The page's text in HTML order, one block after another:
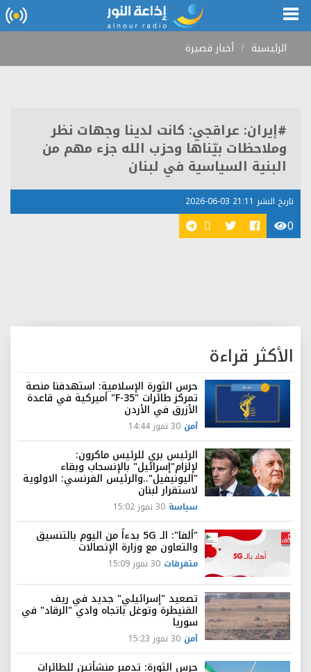
الرئيسية أخبار قصيرة
#إيران: عراقجي: كانت لدينا وجهات نظر
وملاحظات بيّناها وحزب الله جزء مهم من
البنية السياسية في لبنان
تاريخ النشر 21:11 03-06-2026
0
الأكثر قراءة
حرس الثورة الإسلامية: استهدفنا منصة
تمركز طائرات "F-35" أميركية في قاعدة
الأزرق في الأردن
أمن 30 تموز 14:44
الرئيس بري للرئيس ماكرون:
لإلزام"إسرائيل" بالإنسحاب وبقاء
"اليونيفيل"..والرئيس الفرنسي: الاولوية
لاستقرار لبنان
سياسة 30 تموز 15:02
"ألفا": الـ 5G بدءاً من اليوم بالتنسيق
والتعاون مع وزارة الإتصالات
متفرقات 30 تموز 15:09
تصعيد "إسرائيلي" جديد في ريف
القنيطرة وتوغل باتجاه وادي "الرقاد" في
سوريا
أمن 30 تموز 15:23
حرس الثورة: تدمير منشأتين للطائرات